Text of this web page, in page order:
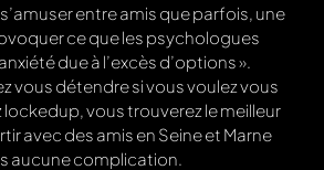
entre amis que parfois, une
ce que les psychologues
due à l’excès d’options ».
vous détendre si vous voulez vous
lockedup, vous trouverez le meilleur
avec des amis en Seine et Marne
aucune complication.